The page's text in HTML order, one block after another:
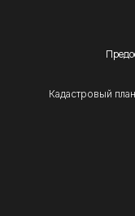
Кадастровый